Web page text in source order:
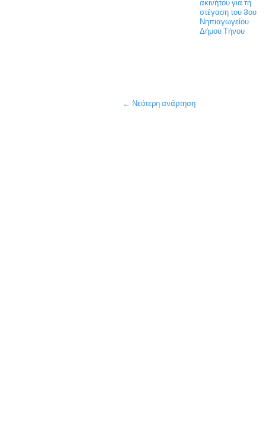
ακινήτου για τη
στέγαση του 3ου
Νηπιαγωγείου
Δήμου Τήνου
← Νεότερη ανάρτηση